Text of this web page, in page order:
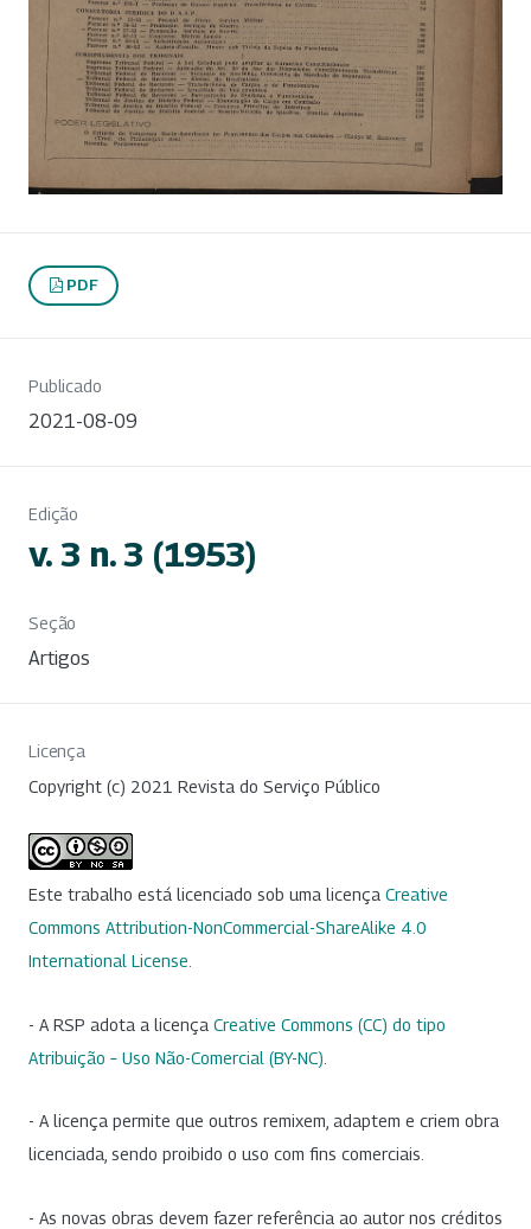
PDF
Publicado
2021-08-09
Edição
v. 3 n. 3 (1953)
Seção
Artigos
Licença
Copyright (c) 2021 Revista do Serviço Público
Este trabalho está licenciado sob uma licença Creative
Commons Attribution-NonCommercial-ShareAlike 4.0
International License
- A RSP adota a licença Creative Commons (CC) do tipo
Atribuição – Uso Não-Comercial (BY-NC)
- A licença permite que outros remixem, adaptem e criem obra
licenciada, sendo proibido o uso com fins comerciais.
- As novas obras devem fazer referência ao autor nos créditos